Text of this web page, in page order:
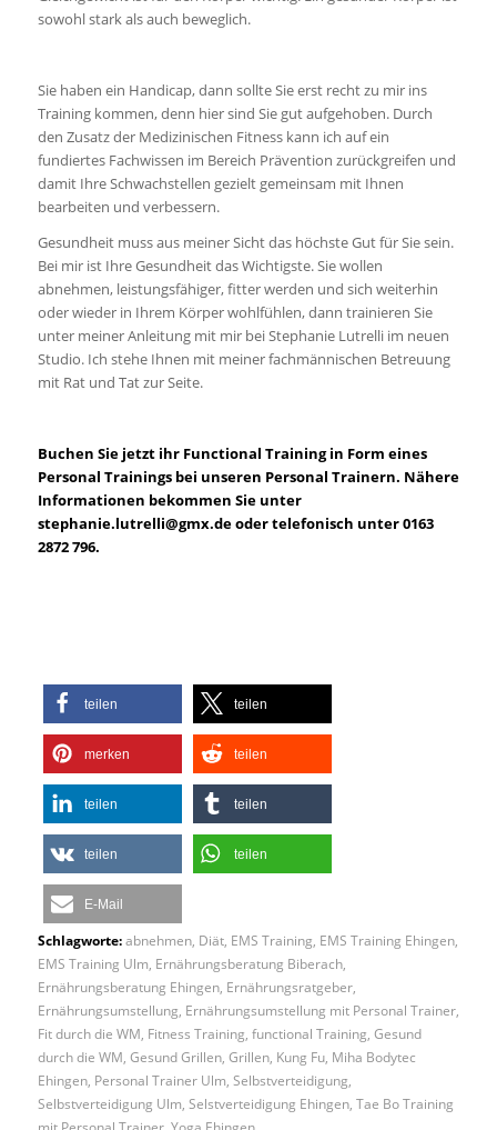
sowohl stark als auch beweglich.
Sie haben ein Handicap, dann sollte Sie erst recht zu mir ins
Training kommen, denn hier sind Sie gut aufgehoben. Durch
den Zusatz der Medizinischen Fitness kann ich auf ein
fundiertes Fachwissen im Bereich Prävention zurückgreifen und
damit Ihre Schwachstellen gezielt gemeinsam mit Ihnen
bearbeiten und verbessern.
Gesundheit muss aus meiner Sicht das höchste Gut für Sie sein.
Bei mir ist Ihre Gesundheit das Wichtigste. Sie wollen
abnehmen, leistungsfähiger, fitter werden und sich weiterhin
oder wieder in Ihrem Körper wohlfühlen, dann trainieren Sie
unter meiner Anleitung mit mir bei Stephanie Lutrelli im neuen
Studio. Ich stehe Ihnen mit meiner fachmännischen Betreuung
mit Rat und Tat zur Seite.
Buchen Sie jetzt ihr Functional Training in Form eines
Personal Trainings bei unseren Personal Trainern. Nähere
Informationen bekommen Sie unter
stephanie.lutrelli@gmx.deoder telefonisch unter 0163
2872 796.
teilen teilen
merken teilen
teilen teilen
teilen teilen
E-Mail
Schlagworte: abnehmen, Diät, EMS Training EMS Training Ehingen,
EMS Training Ulm Ernährungsberatung Biberach,
Ernährungsberatung Ehingen, Ernährungsratgeber,
Ernährungsumstellung Ernährungsumstellung mit Personal Trainer,
Fit durch die WM Fitness Training functional Training Gesund
durch die WM Gesund Grillen, Grillen, Kung Fu, Miha Bodytec
Ehingen, Personal Trainer Ulm Selbstverteidigung
Selbstverteidigung Ulm Selstverteidigung Ehingen, Tae Bo Training
mit Personal Trainer, Yoga Ehingen